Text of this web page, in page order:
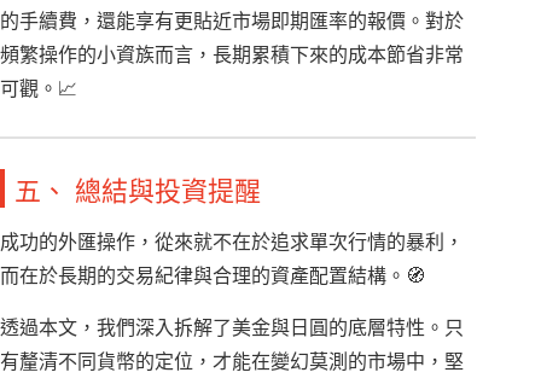
的手續費，還能享有更貼近市場即期匯率的報價。對於
頻繁操作的小資族而言，長期累積下來的成本節省非常
可觀。📈
五、 總結與投資提醒
成功的外匯操作，從來就不在於追求單次行情的暴利，
而在於長期的交易紀律與合理的資產配置結構。🧭
透過本文，我們深入拆解了美金與日圓的底層特性。只
有釐清不同貨幣的定位，才能在變幻莫測的市場中，堅